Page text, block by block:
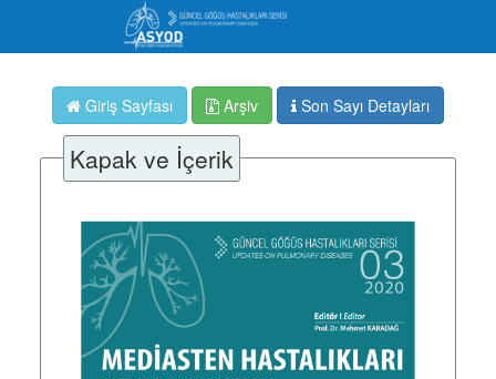
Giriş Sayfası Arşiv Son Sayı Detayları
Kapak ve İçerik